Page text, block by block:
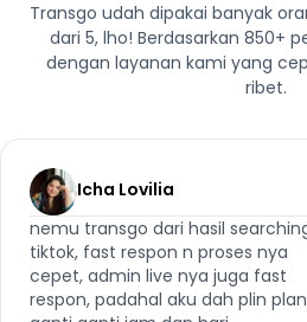
Transgo udah dipakai banyak
dari 5, lho! Berdasarkan 850+
dengan layanan kami yang
ribet.
Icha Lovilia
nemu transgo dari hasil
tiktok, fast respon n proses nya
cepet, admin live nya juga fast
respon, padahal aku dah plin plan